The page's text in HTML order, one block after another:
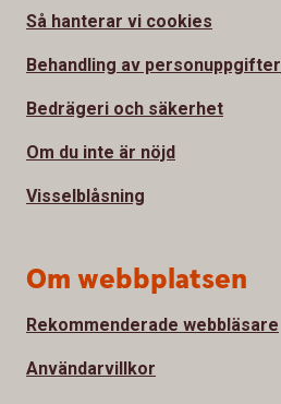
Så hanterar vi cookies
Behandling av personuppgifter
Bedrägeri och säkerhet
Om du inte är nöjd
Visselblåsning
Om webbplatsen
Rekommenderade webbläsare
Användarvillkor